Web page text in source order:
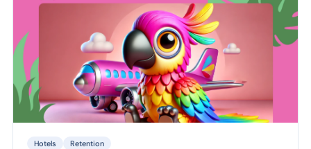
Hotels Retention